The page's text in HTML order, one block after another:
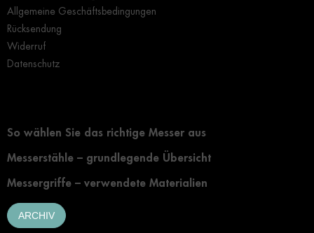
Allgemeine Geschäftsbedingungen
Rücksendung
Widerruf
Datenschutz
So wählen Sie das richtige Messer aus
Messerstähle – grundlegende Übersicht
Messergriffe – verwendete Materialien
ARCHIV